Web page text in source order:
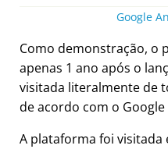
Google
Como demonstração, o
apenas 1 ano após o
visitada literalmente de
de acordo com o Google
A plataforma foi visitada